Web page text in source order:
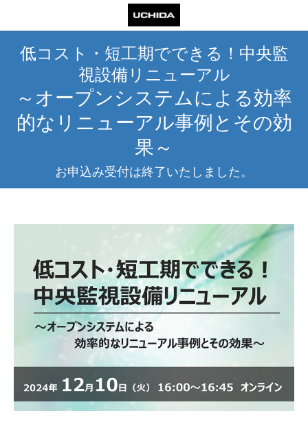
低コスト・短工期でできる！中央監
視設備リニューアル
～オープンシステムによる効率
的なリニューアル事例とその効
果～
お申込み受付は終了いたしました。